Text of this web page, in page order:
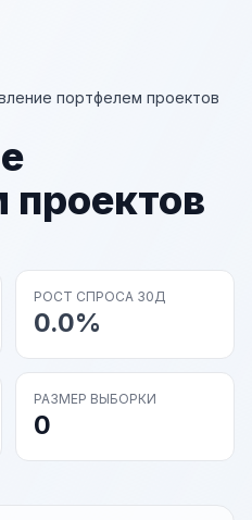
портфелем проектов
РОСТ СПРОСА 30Д
0.0%
РАЗМЕР ВЫБОРКИ
0